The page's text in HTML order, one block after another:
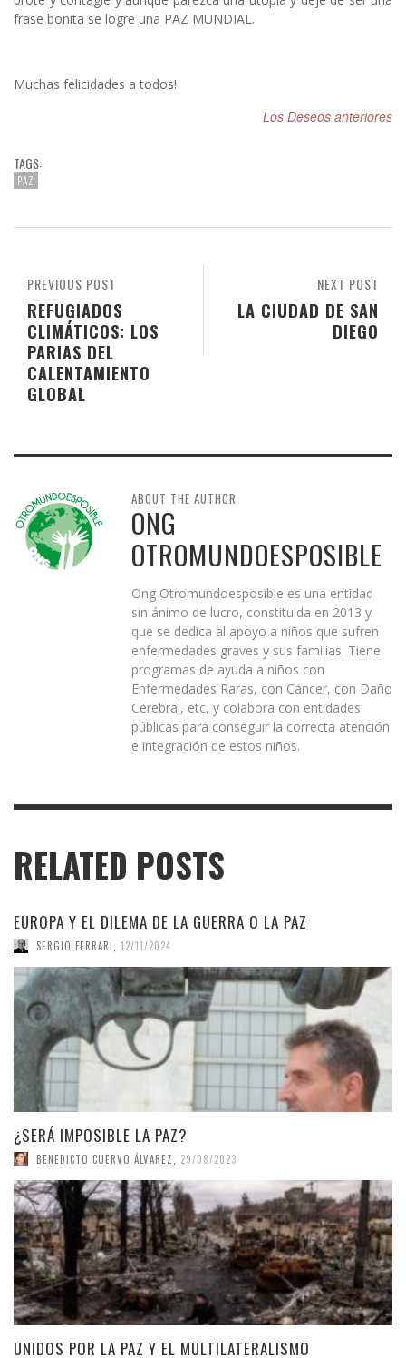
frase bonita se logre una PAZ MUNDIAL.
Muchas felicidades a todos!
Los Deseos anteriores
TAGS:
PAZ
NEXT POST
LA CIUDAD DE SAN
DIEGO
PREVIOUS POST
REFUGIADOS
CLIMÁTICOS: LOS
PARIAS DEL
CALENTAMIENTO
GLOBAL
ABOUT THE AUTHOR
ONG
OTROMUNDOESPOSIBLE
Ong Otromundoesposible es una entidad
sin ánimo de lucro, constituida en 2013 y
que se dedica al apoyo a niños que sufren
enfermedades graves y sus familias. Tiene
programas de ayuda a niños con
Enfermedades Raras, con Cáncer, con Daño
Cerebral, etc, y colabora con entidades
públicas para conseguir la correcta atención
e integración de estos niños.
RELATED POSTS
EUROPA Y EL DILEMA DE LA GUERRA O LA PAZ
SERGIO FERRARI 12/11/2024
¿SERÁ IMPOSIBLE LA PAZ?
BENEDICTO CUERVO ÁLVAREZ 29/08/2023
UNIDOS POR LA PAZ Y EL MULTILATERALISMO